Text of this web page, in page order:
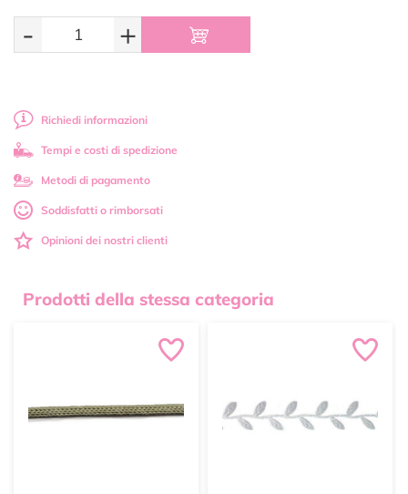
- +
Richiedi informazioni
Tempi e costi di spedizione
Metodi di pagamento
Soddisfatti o rimborsati
Opinioni dei nostri clienti
Prodotti della stessa categoria